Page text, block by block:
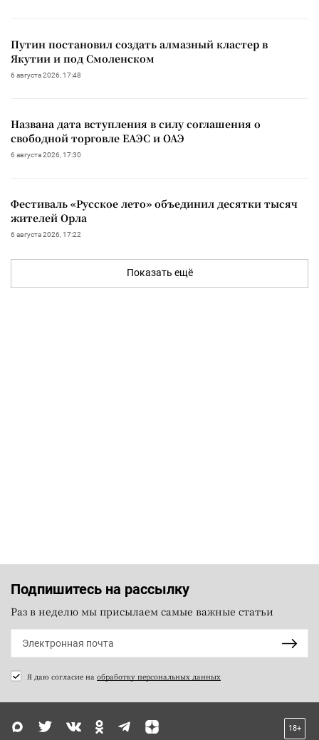
Путин постановил создать алмазный кластер в
Якутии и под Смоленском
6 августа 2026, 17:48
Названа дата вступления в силу соглашения о
свободной торговле ЕАЭС и ОАЭ
6 августа 2026, 17:30
Фестиваль «Русское лето» объединил десятки тысяч
жителей Орла
6 августа 2026, 17:22
Показать ещё
Подпишитесь на рассылку
Раз в неделю мы присылаем самые важные статьи
Я даю согласие на обработку персональных данных
18+